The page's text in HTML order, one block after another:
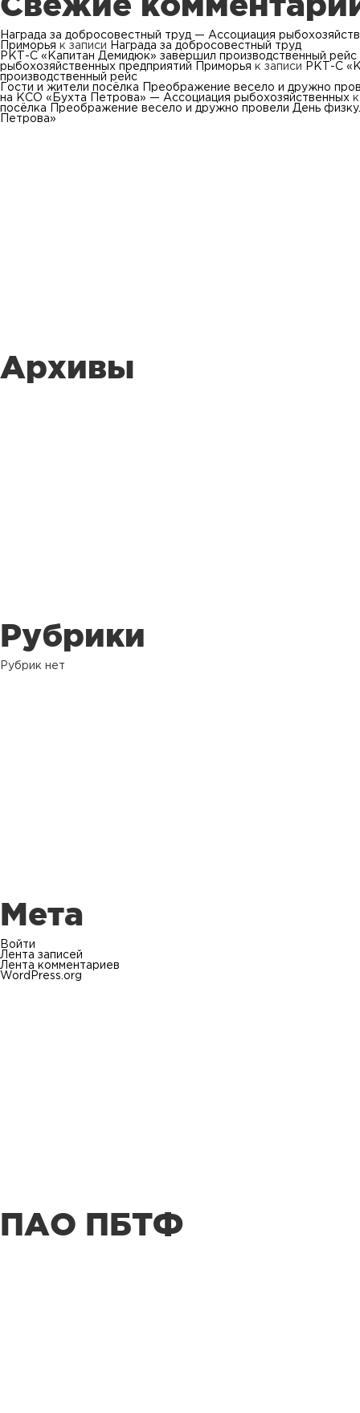
Награда за добросовестный труд — Ассоциация
Приморья к записи
Награда за добросовестный труд
РКТ-С «Капитан Демидюк» завершил производственный
рыбохозяйственных предприятий Приморья к записи
РКТ-С
производственный рейс
Гости и жители посёлка Преображение весело и дружно
на КСО «Бухта Петрова» — Ассоциация рыбохозяйственных
посёлка Преображение весело и дружно провели День
Петрова»
Архивы
Рубрики
Рубрик нет
Мета
Войти
Лента записей
Лента комментариев
WordPress.org
ПАО ПБТФ